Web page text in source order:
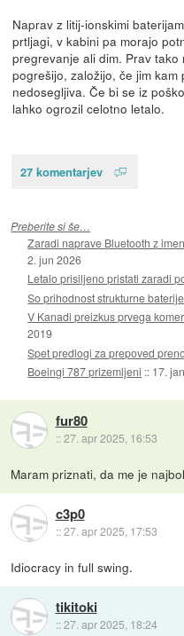
Naprav z litij-ionskimi
prtljagi, v kabini pa morajo
pregrevanje ali dim. Prav
pogrešijo, založijo, če jim
nedosegljiva. Če bi se iz
lahko ogrozil celotno letalo.
27 komentarjev
Preberite si še…
Zaradi naprave Bluetooth z
2. jun 2026
Letalo prisiljeno pristati zaradi
So prihodnost strukturne
V Kanadi preizkus prvega
2019
Spet predlogi za prepoved
Boeingi 787 prizemljeni :: 17.
fur80
::27. apr 2025, 16:53
Maram priznati, da me je
c3p0
::27. apr 2025, 17:53
Idiocracy in full swing.
tikitoki
::27. apr 2025, 18:24